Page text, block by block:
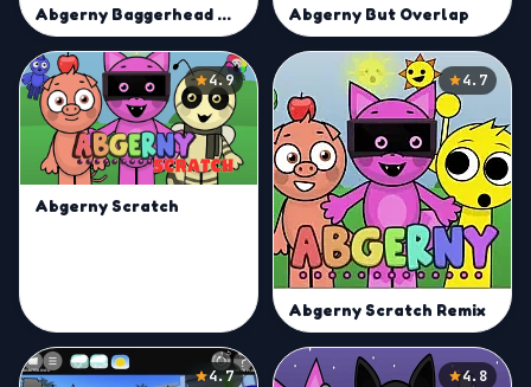
Abgerny Baggerhead Mod Abgerny But Overlap
4.9
Abgerny Scratch
4.7
Abgerny Scratch Remix
4.7 4.8